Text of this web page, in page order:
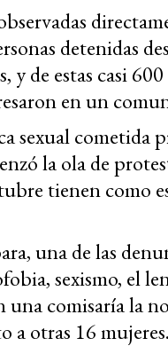
detenidas
y de estas casi
en un
sexual cometida
la ola de
tienen como
una de las
sexismo, el
comisaría la
a otras 16